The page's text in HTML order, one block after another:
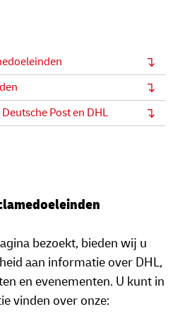
Post en DHL
bezoekt, bieden wij u
aan informatie over DHL,
en evenementen. U kunt in
vinden over onze: